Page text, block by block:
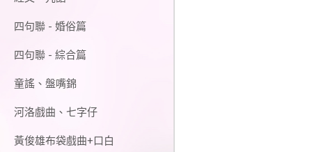
四句聯 - 婚俗篇
四句聯 - 綜合篇
童謠、盤嘴錦
河洛戲曲、七字仔
黃俊雄布袋戲曲+口白